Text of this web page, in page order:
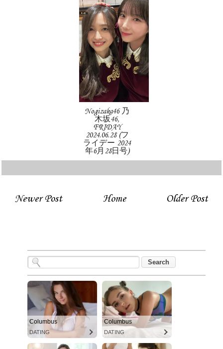
Nogizaka46 乃
木坂46,
FRIDAY
2024.06.28 (フ
ライデー 2024
年6月28日号)
Newer Post Older Post
Home
Columbus
DATING
Columbus
DATING